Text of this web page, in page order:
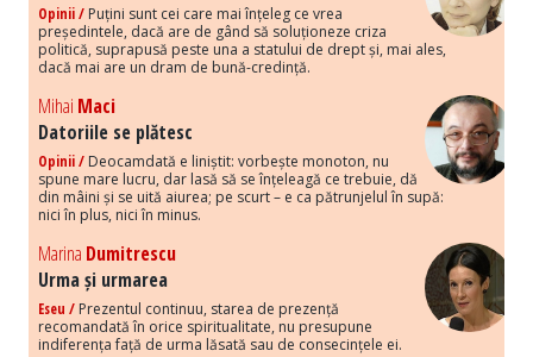
Opinii / Puțini sunt cei care mai înțeleg ce vrea
președintele, dacă are de gând să soluționeze criza
politică, suprapusă peste una a statului de drept și, mai ales,
dacă mai are un dram de bună-credință.
Mihai Maci
Datoriile se plătesc
Opinii / Deocamdată e liniștit: vorbește monoton, nu
spune mare lucru, dar lasă să se înțeleagă ce trebuie, dă
din mâini și se uită aiurea; pe scurt – e ca pătrunjelul în supă:
nici în plus, nici în minus.
Marina Dumitrescu
Urma și urmarea
Eseu / Prezentul continuu, starea de prezență
recomandată în orice spiritualitate, nu presupune
indiferența față de urma lăsată sau de consecințele ei.